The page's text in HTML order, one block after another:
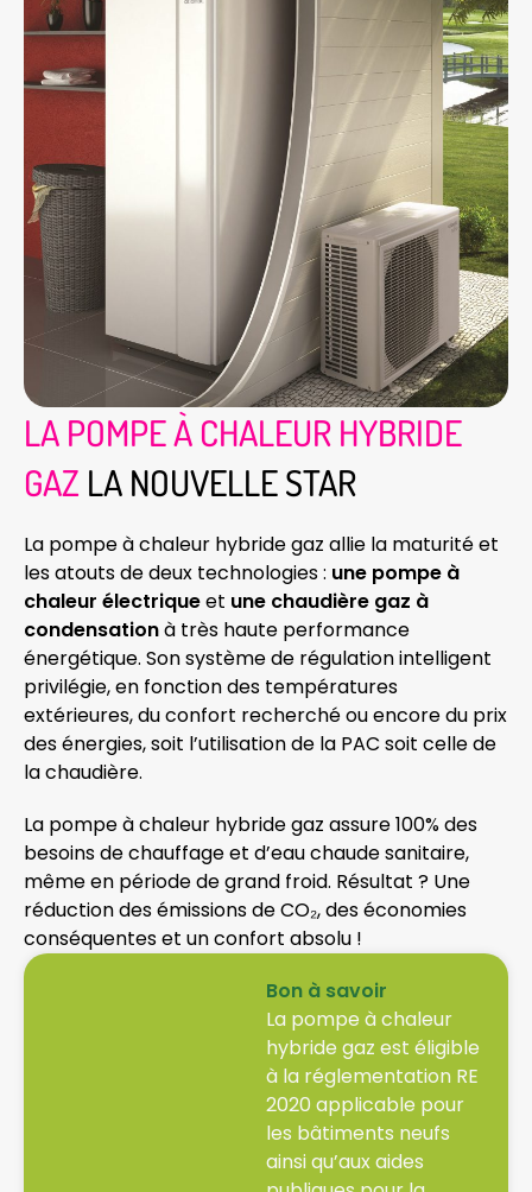
LA POMPE À CHALEUR HYBRIDE
GAZ LA NOUVELLE STAR
La pompe à chaleur hybride gaz allie la maturité et
les atouts de deux technologies : une pompe à
chaleur électriqueet une chaudière gaz à
condensationà très haute performance
énergétique. Son système de régulation intelligent
privilégie, en fonction des températures
extérieures, du confort recherché ou encore du prix
des énergies, soit l’utilisation de la PAC soit celle de
la chaudière.
La pompe à chaleur hybride gaz assure 100% des
besoins de chauffage et d’eau chaude sanitaire,
même en période de grand froid. Résultat ? Une
réduction des émissions de CO₂, des économies
conséquentes et un confort absolu !
Bon à savoir
La pompe à chaleur
hybride gaz est éligible
à la réglementation RE
2020 applicable pour
les bâtiments neufs
ainsi qu’aux aides